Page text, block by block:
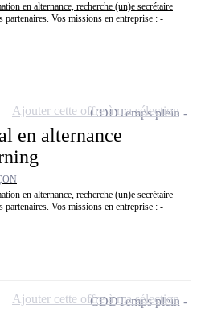
en alternance, recherche (un)e secrétaire
partenaires. Vos missions en entreprise : -
en alternance
en alternance, recherche (un)e secrétaire
partenaires. Vos missions en entreprise : -
CDDTemps plein
Ajouter cette offre à ma sélection
CDDTemps plein
Ajouter cette offre à ma sélection